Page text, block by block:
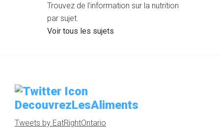
Trouvez de l’information sur la nutrition
par sujet.
Voir tous les sujets
DecouvrezLesAliments
Tweets by EatRightOntario